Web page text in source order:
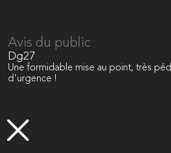
Avis du public
Dg27
Une formidable mise au point, très
d'urgence !